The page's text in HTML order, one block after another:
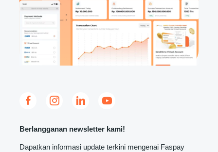
Berlangganan newsletter kami!
Dapatkan informasi update terkini mengenai Faspay